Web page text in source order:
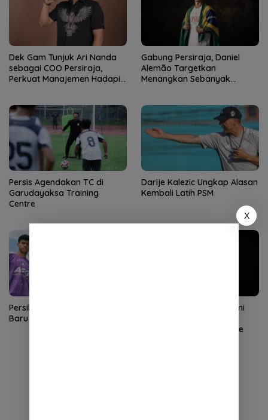
Dek Gam Tunjuk Ari Nanda
sebagai COO Persiraja,
Perkuat Manajemen Hadapi
Gabung Persiraja, Daniel
Alemão Targetkan
Menangkan Sebanyak
Persis Agendakan TC di
Garudayaksa Training
Centre
Darije Kalezic Ungkap Alasan
Kembali Latih PSM
Persik Perkenalkan 5 Pemain
Baru
Ilham Udin Armaiyn Resmi
Promosi ke Super League
X